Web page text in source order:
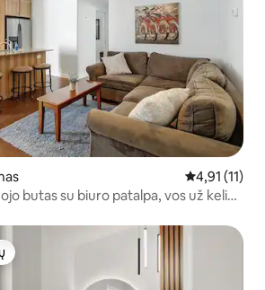
Vidutinis
4,91 (11)
butas su biuro patalpa, vos už kelių